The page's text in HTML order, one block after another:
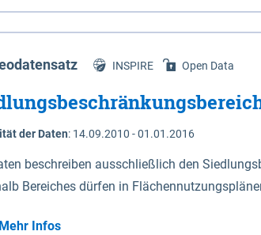
Niedersachsen (vgl. Abb. 4-1) entlang der
472,5 bei Schnackenburg bis 569
Dannenberg und Lüneburg.
INSPIRE Open Data
der Daten: 14.09.2010 - 01.01.2016
beschreiben ausschließlich den
Bereiches dürfen in
Mehr Infos